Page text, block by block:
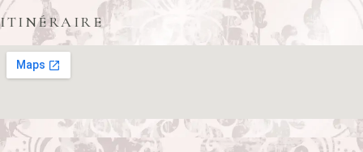
ITINÉRAIRE